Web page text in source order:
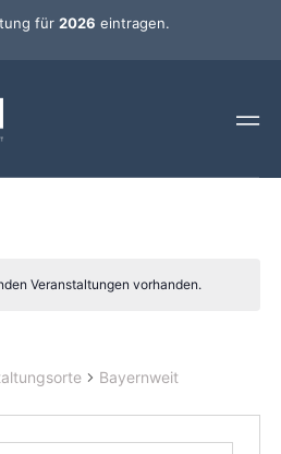
für 2026 eintragen.
Veranstaltungen vorhanden.
Bayernweit